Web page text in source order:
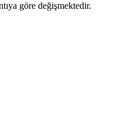
göre değişmektedir.